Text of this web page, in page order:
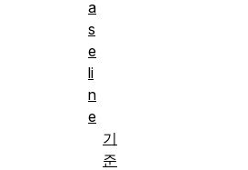
a
s
e
li
n
e
기
준